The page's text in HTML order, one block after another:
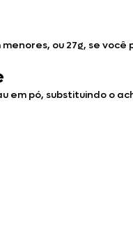
ou 27g, se
em pó, substituindo o